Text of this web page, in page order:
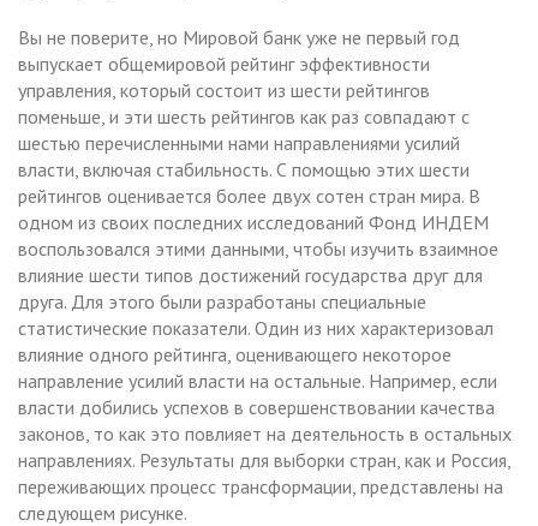
Вы не поверите, но Мировой банк уже не первый год
выпускает общемировой рейтинг эффективности
управления, который состоит из шести рейтингов
поменьше, и эти шесть рейтингов как раз совпадают с
шестью перечисленными нами направлениями усилий
власти, включая стабильность. С помощью этих шести
рейтингов оценивается более двух сотен стран мира. В
одном из своих последних исследований Фонд ИНДЕМ
воспользовался этими данными, чтобы изучить взаимное
влияние шести типов достижений государства друг для
друга. Для этого были разработаны специальные
статистические показатели. Один из них характеризовал
влияние одного рейтинга, оценивающего некоторое
направление усилий власти на остальные. Например, если
власти добились успехов в совершенствовании качества
законов, то как это повлияет на деятельность в остальных
направлениях. Результаты для выборки стран, как и Россия,
переживающих процесс трансформации, представлены на
следующем рисунке.